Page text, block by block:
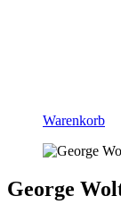
Warenkorb
George